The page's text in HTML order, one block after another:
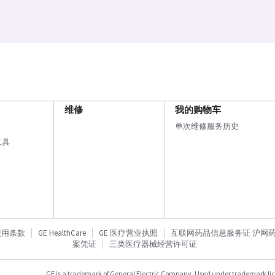
具
维修 我的购物车
单次维修服务历史
条款 GE HealthCare GE 医疗营业执照
互联网药品信息服务证 沪网
案凭证
三类医疗器械经营许可证